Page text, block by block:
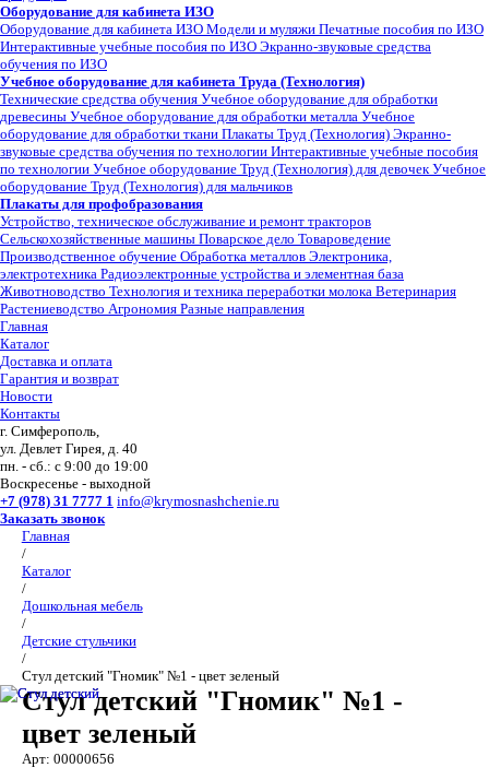
Оборудование для кабинета ИЗО
Оборудование для кабинета ИЗО Модели и муляжи Печатные пособия по ИЗО
Интерактивные учебные пособия по ИЗО Экранно-звуковые средства
обучения по ИЗО
Учебное оборудование для кабинета Труда (Технология)
Технические средства обучения Учебное оборудование для обработки
древесины Учебное оборудование для обработки металла Учебное
оборудование для обработки ткани Плакаты Труд (Технология) Экранно-
звуковые средства обучения по технологии Интерактивные учебные пособия
по технологии Учебное оборудование Труд (Технология) для девочек Учебное
оборудование Труд (Технология) для мальчиков
Плакаты для профобразования
Устройство, техническое обслуживание и ремонт тракторов
Сельскохозяйственные машины Поварское дело Товароведение
Производственное обучение Обработка металлов Электроника,
электротехника Радиоэлектронные устройства и элементная база
Животноводство Технология и техника переработки молока Ветеринария
Растениеводство Агрономия Разные направления
Главная
Каталог
Доставка и оплата
Гарантия и возврат
Новости
Контакты
г. Симферополь,
ул. Девлет Гирея, д. 40
пн. - сб.: с 9:00 до 19:00
Воскресенье - выходной
+7 (978) 31 7777 1 info@krymosnashchenie.ru
Заказать звонок
Главная
/
Каталог
/
Дошкольная мебель
/
Детские стульчики
/
Стул детский "Гномик" №1 - цвет зеленый
Стул детский "Гномик" №1 -
цвет зеленый
Арт: 00000656